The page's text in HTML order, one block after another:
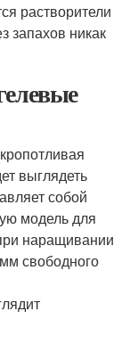
растворители
запахов никак
выглядеть
собой
модель для
наращивании
свободного